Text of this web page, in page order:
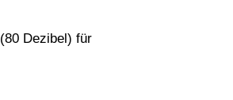
Dezibel) für